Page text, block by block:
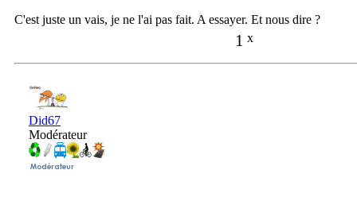
C'est juste un vais, je ne l'ai pas fait. A essayer. Et nous dire ?
1 x
Did67
Modérateur